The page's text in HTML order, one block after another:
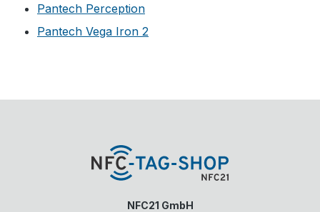
Pantech Perception
Pantech Vega Iron 2
NFC21 GmbH